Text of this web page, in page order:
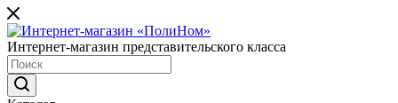
Интернет-магазин представительского класса